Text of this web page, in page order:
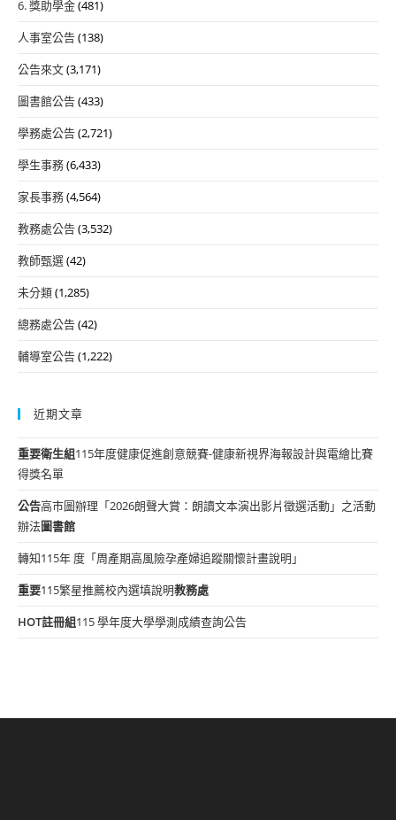
6. 獎助學金(481)
人事室公告(138)
公告來文(3,171)
圖書館公告(433)
學務處公告(2,721)
學生事務(6,433)
家長事務(4,564)
教務處公告(3,532)
教師甄選(42)
未分類(1,285)
總務處公告(42)
輔導室公告(1,222)
近期文章
重要衛生組115年度健康促進創意競賽-健康新視界海報設計與電繪比賽
得獎名單
公告高市圖辦理「2026朗聲大賞：朗讀文本演出影片徵選活動」之活動
辦法圖書館
轉知115年 度「周產期高風險孕產婦追蹤關懷計畫說明」
重要115繁星推薦校內選填說明教務處
HOT註冊組115 學年度大學學測成績查詢公告